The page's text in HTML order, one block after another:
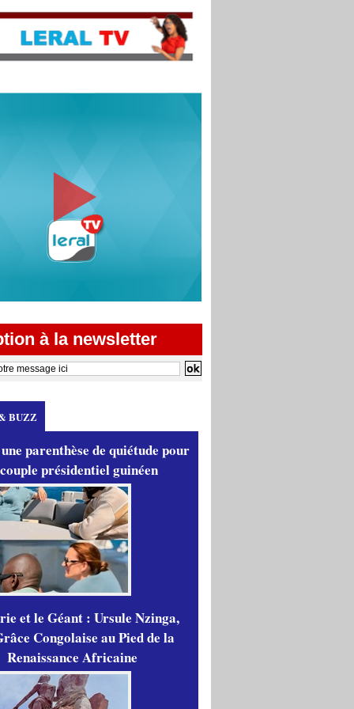
à la newsletter
BUZZ
parenthèse de quiétude pour
présidentiel guinéen
et le Géant : Ursule Nzinga,
Congolaise au Pied de la
Renaissance Africaine